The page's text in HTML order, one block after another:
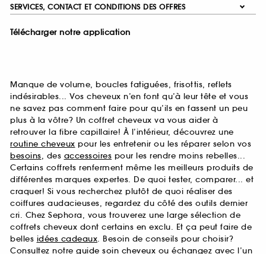
SERVICES, CONTACT ET CONDITIONS DES OFFRES
Télécharger notre application
Manque de volume, boucles fatiguées, frisottis, reflets
indésirables... Vos cheveux n’en font qu’à leur tête et vous
ne savez pas comment faire pour qu’ils en fassent un peu
plus à la vôtre? Un coffret cheveux va vous aider à
retrouver la fibre capillaire! À l’intérieur, découvrez une
routine cheveux pour les entretenir ou les réparer selon vos
besoins, des accessoires pour les rendre moins rebelles...
Certains coffrets renferment même les meilleurs produits de
différentes marques expertes. De quoi tester, comparer... et
craquer! Si vous recherchez plutôt de quoi réaliser des
coiffures audacieuses, regardez du côté des outils dernier
cri. Chez Sephora, vous trouverez une large sélection de
coffrets cheveux dont certains en exclu. Et ça peut faire de
belles idées cadeaux. Besoin de conseils pour choisir?
Consultez notre guide soin cheveux ou échangez avec l’un